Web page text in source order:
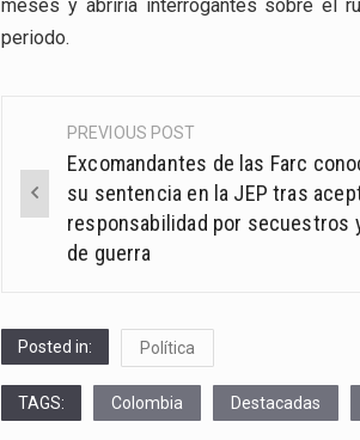
meses y abriría interrogantes sobre el
periodo.
Post
navigation
PREVIOUS POST
Excomandantes de las Farc
su sentencia en la JEP tras
responsabilidad por secuestros
de guerra
Posted in: Política
TAGS: Colombia Destacadas